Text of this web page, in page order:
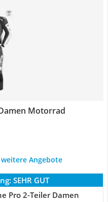
Motorrad
Angebote
SEHR GUT
Pro 2-Teiler Damen